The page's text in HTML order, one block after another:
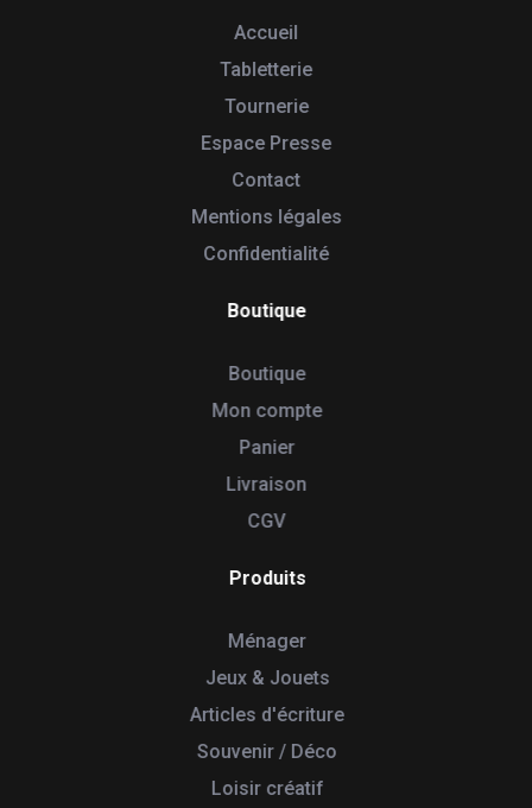
Accueil
Tabletterie
Tournerie
Espace Presse
Contact
Mentions légales
Confidentialité
Boutique
Boutique
Mon compte
Panier
Livraison
CGV
Produits
Ménager
Jeux & Jouets
Articles d'écriture
Souvenir / Déco
Loisir créatif